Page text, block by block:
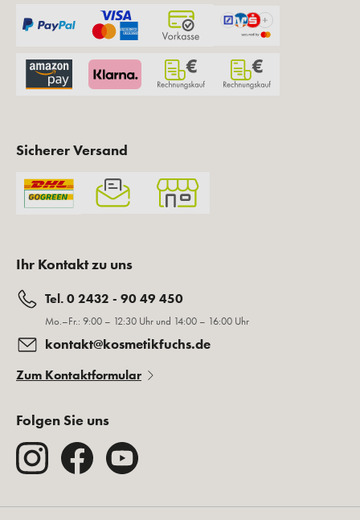
Sicherer Versand
Ihr Kontakt zu uns
Tel. 0 2432 - 90 49 450
Mo.–Fr.: 9:00 – 12:30 Uhr und 14:00 – 16:00 Uhr
kontakt@kosmetikfuchs.de
Zum Kontaktformular
Folgen Sie uns